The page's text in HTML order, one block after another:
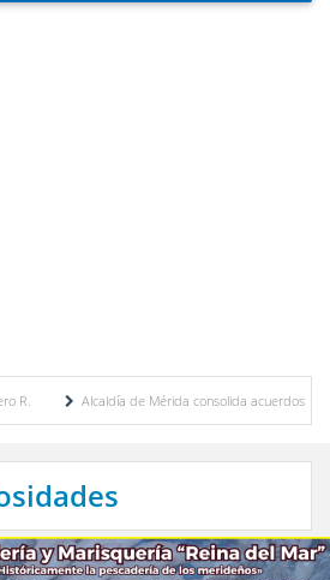
Alcaldía de Mérida consolida acuerdos con